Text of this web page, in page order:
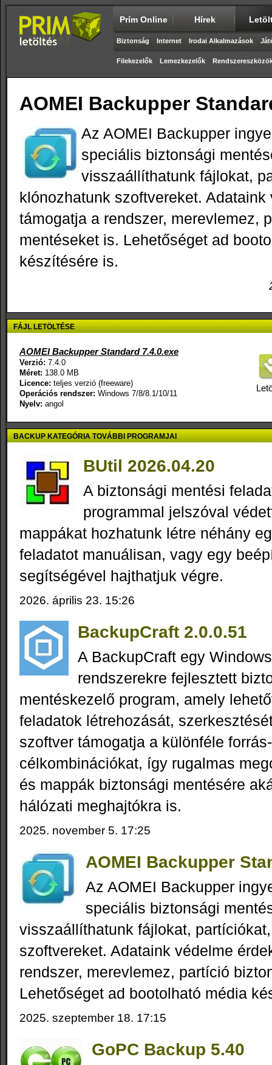
Prím Online Hírek
Biztonság Internet Irodai Alkalmazások
Filekezelők Lemezkezelők
AOMEI Backupper
Az AOMEI Backupper
speciális biztonsági
visszaállíthatunk fájlokat,
klónozhatunk szoftvereket.
támogatja a rendszer, merevlemez,
mentéseket is. Lehetőséget ad
készítésére is.
FÁJL LETÖLTÉSE
AOMEI Backupper Standard 7.4.0.exe
Verzió: 7.4.0
Méret: 138.0 MB
Licence: teljes verzió (freeware)
Operációs rendszer: Windows 7/8/8.1/10/11
Nyelv: angol
BACKUP KATEGÓRIA TOVÁBBI PROGRAMJAI
BUtil 2026.04.20
A biztonsági mentési
programmal jelszóval
mappákat hozhatunk létre néhány
feladatot manuálisan, vagy egy
segítségével hajthatjuk végre.
2026. április 23. 15:26
BackupCraft 2.0.0.51
A BackupCraft egy
rendszerekre fejlesztett
mentéskezelő program, amely
feladatok létrehozását,
szoftver támogatja a különféle
célkombinációkat, így rugalmas
és mappák biztonsági mentésére
hálózati meghajtókra is.
2025. november 5. 17:25
AOMEI Backupper
Az AOMEI Backupper
speciális biztonsági
visszaállíthatunk fájlokat,
szoftvereket. Adataink védelme
rendszer, merevlemez, partíció
Lehetőséget ad bootolható média
2025. szeptember 18. 17:15
GoPC Backup 5.40